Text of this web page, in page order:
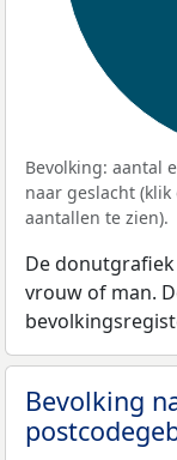
Bevolking: aantal
naar geslacht
aantallen te zien).
De
vrouw of man.
Bevolking